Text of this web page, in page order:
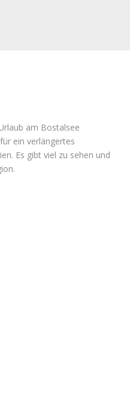
am Bostalsee
ein verlängertes
Es gibt viel zu sehen und